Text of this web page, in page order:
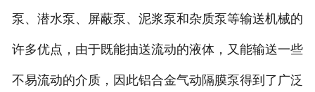
新闻中心
客户案例
公司介绍
泵、潜水泵、屏蔽泵、泥浆泵和杂质泵等输送机械的
许多优点，由于既能抽送流动的液体，又能输送一些
不易流动的介质，因此铝合金气动隔膜泵得到了广泛